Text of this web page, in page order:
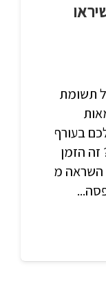
שיראו
תשומת
בעורף
הזמן
השראה מ